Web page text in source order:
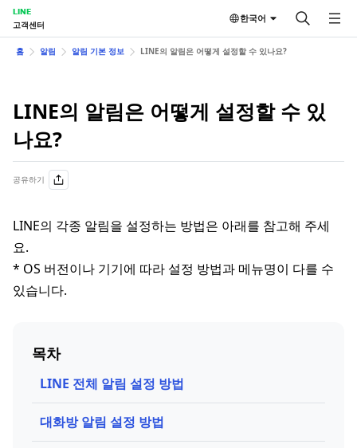
LINE
고객센터
한국어
홈 알림 알림 기본 정보 LINE의 알림은 어떻게 설정할 수 있나요?
LINE의 알림은 어떻게 설정할 수 있
나요?
공유하기
LINE의 각종 알림을 설정하는 방법은 아래를 참고해 주세
요.
* OS 버전이나 기기에 따라 설정 방법과 메뉴명이 다를 수
있습니다.
목차
LINE 전체 알림 설정 방법
대화방 알림 설정 방법